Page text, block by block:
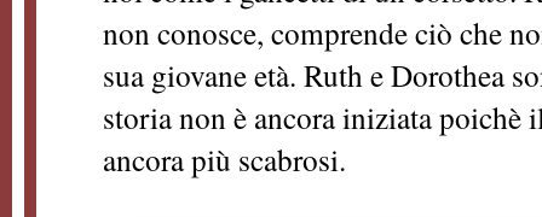
non conosce, comprende ciò che
sua giovane età. Ruth e Dorothea
storia non è ancora iniziata poichè
ancora più scabrosi.